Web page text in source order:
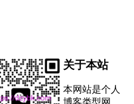
关于本站
本网站是个人